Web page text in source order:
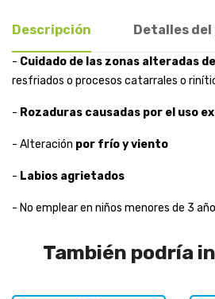
Descripción Detalles
- Cuidado de las zonas alteradas
resfriados o procesos catarrales o
- Rozaduras causadas por el uso
- Alteración por frío y viento
- Labios agrietados
- No emplear en niños menores de 3
También podría